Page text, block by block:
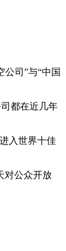
司”与“中国
都在近几年
入世界十佳
对公众开放